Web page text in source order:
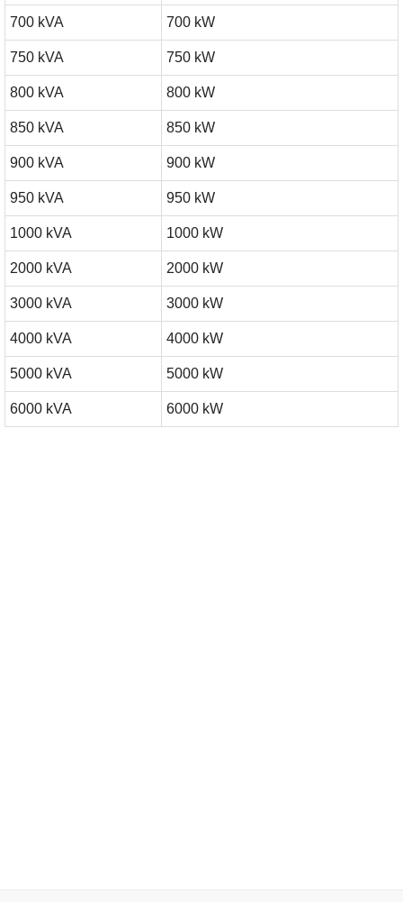
700 kVA 700 kW
750 kVA 750 kW
800 kVA 800 kW
850 kVA 850 kW
900 kVA 900 kW
950 kVA 950 kW
1000 kVA 1000 kW
2000 kVA 2000 kW
3000 kVA 3000 kW
4000 kVA 4000 kW
5000 kVA 5000 kW
6000 kVA 6000 kW